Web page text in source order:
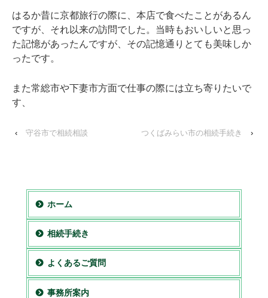
はるか昔に京都旅行の際に、本店で食べたことがあるん
ですが、それ以来の訪問でした。当時もおいしいと思っ
た記憶があったんですが、その記憶通りとても美味しか
ったです。
また常総市や下妻市方面で仕事の際には立ち寄りたいで
す、
‹ 守谷市で相続相談 つくばみらい市の相続手続き ›
ホーム
相続手続き
よくあるご質問
事務所案内